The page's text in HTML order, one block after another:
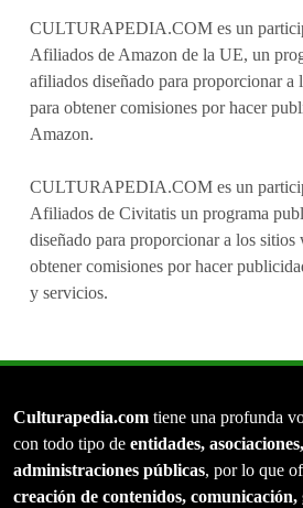
CULTURAPEDIA.COM es un
Afiliados de Amazon de la UE, un
afiliados diseñado para proporcionar a
para obtener comisiones por hacer
Amazon.
CULTURAPEDIA.COM es un
Afiliados de Civitatis un programa
diseñado para proporcionar a los sitios
obtener comisiones por hacer
y servicios.
Culturapedia.com tiene una profunda
con todo tipo de entidades,
administraciones públicas, por lo que
creación de contenidos,